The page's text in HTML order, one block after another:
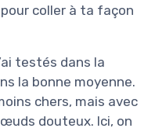
coller à ta façon
testés dans la
la bonne moyenne.
chers, mais avec
douteux. Ici, on